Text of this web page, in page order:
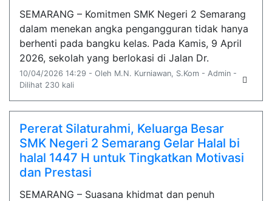
SEMARANG – Komitmen SMK Negeri 2 Semarang
dalam menekan angka pengangguran tidak hanya
berhenti pada bangku kelas. Pada Kamis, 9 April
2026, sekolah yang berlokasi di Jalan Dr.
10/04/2026 14:29 - Oleh M.N. Kurniawan, S.Kom - Admin -
Dilihat 230 kali
Pererat Silaturahmi, Keluarga Besar
SMK Negeri 2 Semarang Gelar Halal bi
halal 1447 H untuk Tingkatkan Motivasi
dan Prestasi
SEMARANG – Suasana khidmat dan penuh